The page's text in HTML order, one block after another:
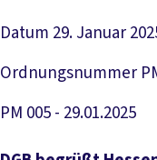
Datum 29. Januar
Ordnungsnummer
PM 005 - 29.01.2025